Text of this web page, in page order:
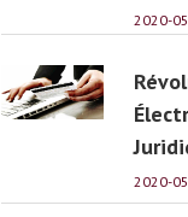
2020-
2020-